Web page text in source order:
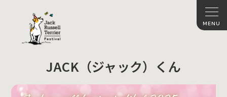
JACK（ジャック）くん